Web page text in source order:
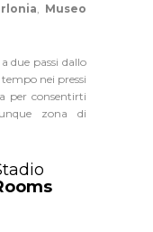
, Museo
due passi dallo
nei pressi
per consentirti
zona di